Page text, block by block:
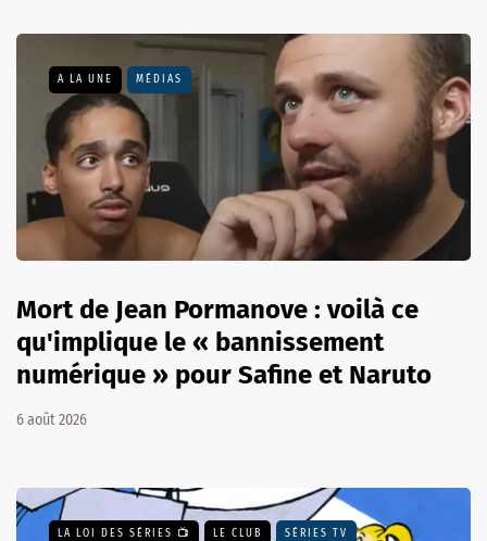
A LA UNE MÉDIAS
Mort de Jean Pormanove : voilà ce
qu'implique le « bannissement
numérique » pour Safine et Naruto
6 août 2026
LA LOI DES SÉRIES 📺 LE CLUB SÉRIES TV